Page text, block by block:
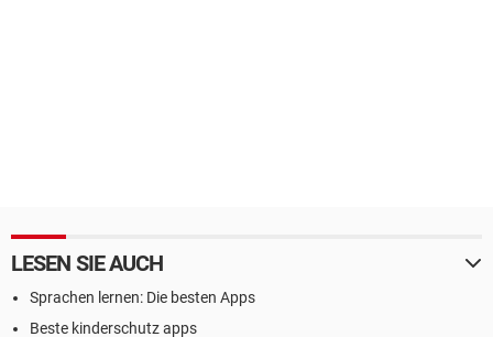
LESEN SIE AUCH
Sprachen lernen: Die besten Apps
Beste kinderschutz apps